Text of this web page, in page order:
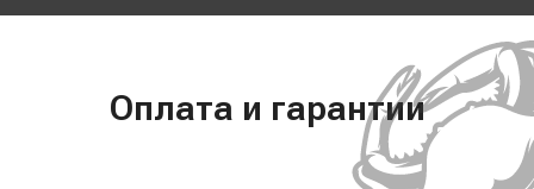
Оплата и гарантии